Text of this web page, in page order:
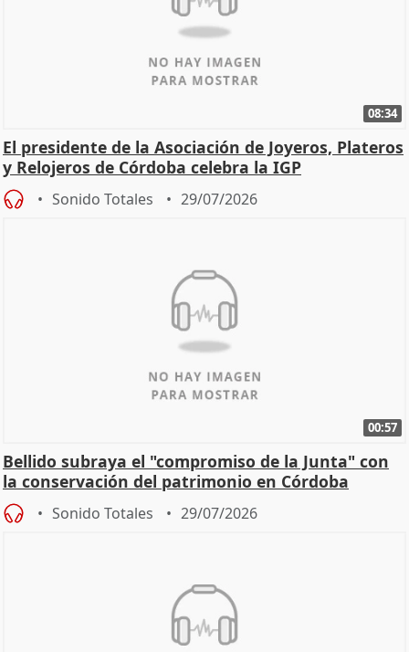
08:34
El presidente de la Asociación de Joyeros, Plateros
y Relojeros de Córdoba celebra la IGP
Sonido Totales 29/07/2026
00:57
Bellido subraya el "compromiso de la Junta" con
la conservación del patrimonio en Córdoba
Sonido Totales 29/07/2026